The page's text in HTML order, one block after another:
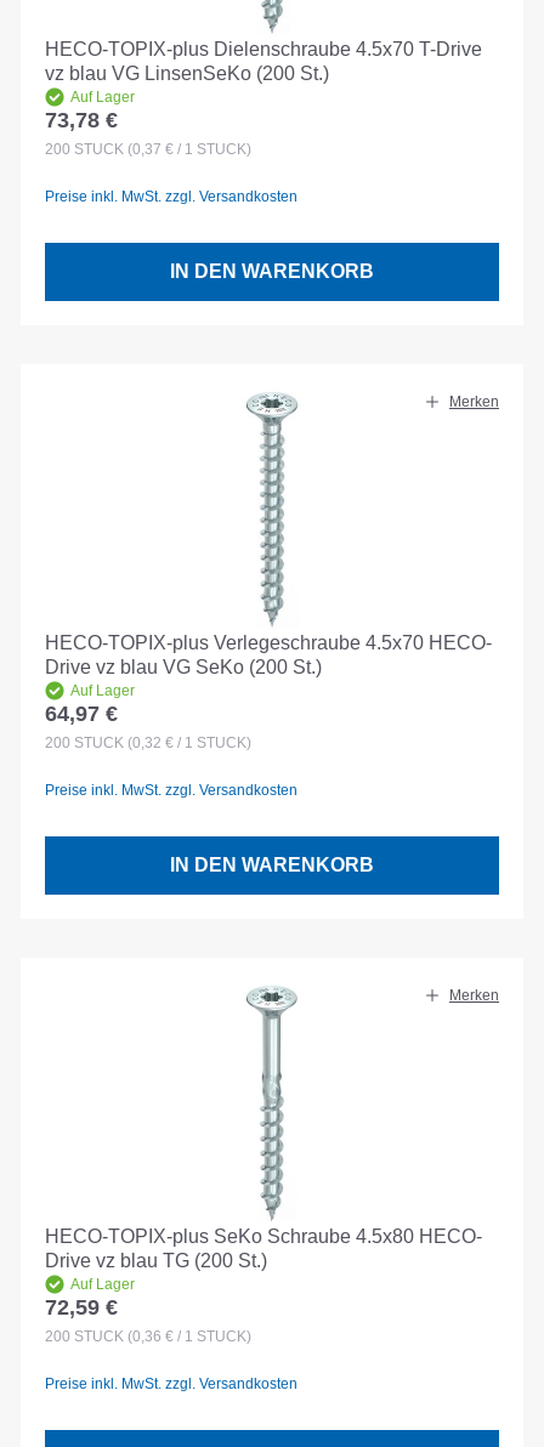
HECO-TOPIX-plus Dielenschraube 4.5x70 T-Drive
vz blau VG LinsenSeKo (200 St.)
Auf Lager
Regulärer Preis:
73,78 €
200 STÜCK (0,37 € / 1 STÜCK)
Preise inkl. MwSt. zzgl. Versandkosten
IN DEN WARENKORB
Merken
HECO-TOPIX-plus Verlegeschraube 4.5x70 HECO-
Drive vz blau VG SeKo (200 St.)
Auf Lager
Regulärer Preis:
64,97 €
200 STÜCK (0,32 € / 1 STÜCK)
Preise inkl. MwSt. zzgl. Versandkosten
IN DEN WARENKORB
Merken
HECO-TOPIX-plus SeKo Schraube 4.5x80 HECO-
Drive vz blau TG (200 St.)
Auf Lager
Regulärer Preis:
72,59 €
200 STÜCK (0,36 € / 1 STÜCK)
Preise inkl. MwSt. zzgl. Versandkosten